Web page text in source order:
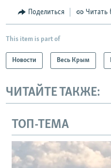
Поделиться Читать
This item is part of
Новости Весь Крым
ЧИТАЙТЕ ТАКЖЕ:
ТОП-ТЕМА